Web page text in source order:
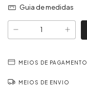
Guia de medidas
MEIOS DE PAGAMENTO
MEIOS DE ENVIO